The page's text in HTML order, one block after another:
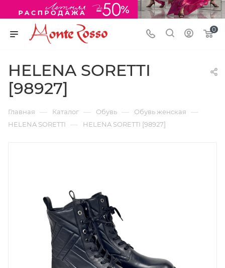
0
HELENA SORETTI
[98927]
Главная — Каталог — Обувь — Обувь женская —
HELENA SORETTI — HELENA SORETTI [98927]